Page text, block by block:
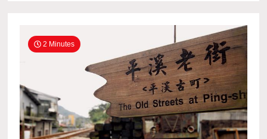
2 Minutes